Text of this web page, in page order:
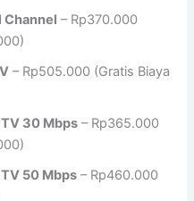
– Rp370.000
– Rp505.000 (Gratis Biaya
30 Mbps – Rp365.000
50 Mbps – Rp460.000